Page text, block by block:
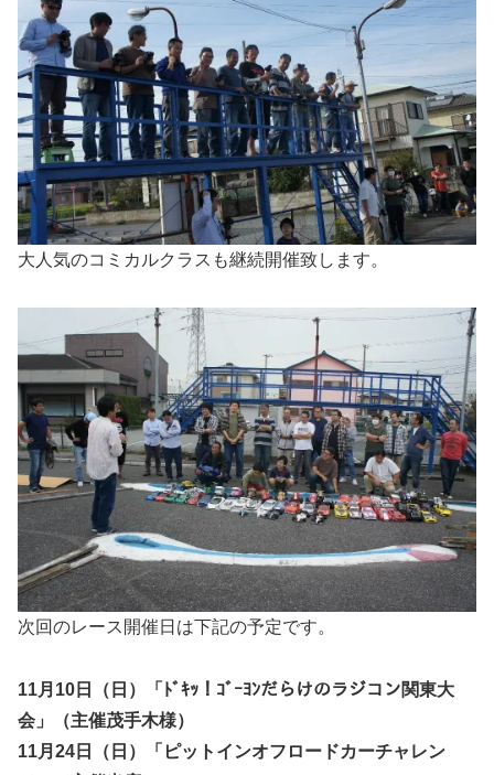
大人気のコミカルクラスも継続開催致します。
次回のレース開催日は下記の予定です。
11月10日（日）「ﾄﾞｷｯ！ｺﾞｰﾖﾝだらけのラジコン関東大
会」（主催茂手木様）
11月24日（日）「ピットインオフロードカーチャレン